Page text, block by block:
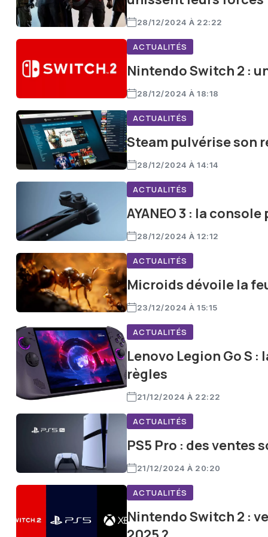
28/12/2024 À 22:22
ACTUALITÉS
Nintendo Switch 2 :
28/12/2024 À 18:18
ACTUALITÉS
Steam pulvérise son
28/12/2024 À 14:14
ACTUALITÉS
AYANEO 3 : la
28/12/2024 À 12:12
ACTUALITÉS
Microids dévoile la
23/12/2024 À 15:15
ACTUALITÉS
Lenovo Legion Go S
règles
21/12/2024 À 22:22
ACTUALITÉS
PS5 Pro : des ventes
21/12/2024 À 20:20
ACTUALITÉS
Nintendo Switch 2 :